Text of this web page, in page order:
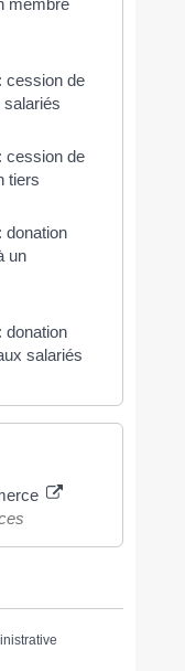
membre
cession de
salariés
cession de
tiers
donation
un
donation
salariés